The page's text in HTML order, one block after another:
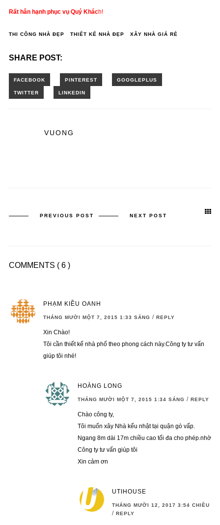
Rất hân hạnh phục vụ Quý Khách!
THI CÔNG NHÀ ĐẸP THIẾT KẾ NHÀ ĐẸP XÂY NHÀ GIÁ RẺ
SHARE POST:
VUONG
PREVIOUS POST NEXT POST
COMMENTS ( 6 )
PHẠM KIỀU OANH
THÁNG MƯỜI MỘT 7, 2015 1:33 SÁNG / REPLY
Xin Chào!
Tôi cần thiết kế nhà phố theo phong cách này.Công ty tư vấn
giúp tôi nhé!
HOÀNG LONG
THÁNG MƯỜI MỘT 7, 2015 1:34 SÁNG / REPLY
Chào công ty,
Tôi muốn xây Nhà kểu nhật tại quận gò vấp.
Ngang 8m dài 17m chiều cao tối đa cho phép.nhờ
Công ty tư vấn giúp tôi
Xin cảm ơn
UTIHOUSE
THÁNG MƯỜI 12, 2017 3:54 CHIỀU
/ REPLY